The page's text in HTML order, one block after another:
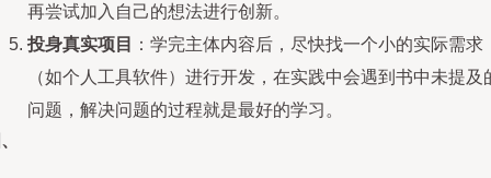
再尝试加入自己的想法进行创新。
投身真实项目
：学完主体内容后，尽快找一个小的实际需求
（如个人工具软件）进行开发，在实践中会遇到书中未提及
问题，解决问题的过程就是最好的学习。